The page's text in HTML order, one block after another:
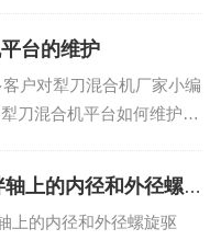
热油。 淮北V型混合机
台的维护
户对犁刀混合机厂家小编
刀混合机平台如何维护，
上的内径和外径螺
的内径和外径螺旋驱